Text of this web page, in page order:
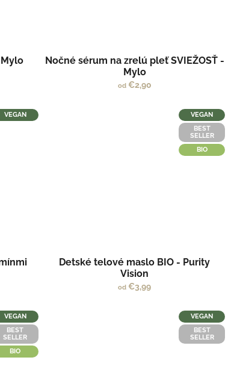
Nočné sérum na zrelú pleť SVIEŽOSŤ -
Mylo
od€2,90
VEGAN
VEGAN
BEST
SELLER
BIO
Detské telové maslo BIO - Purity
Vision
od €3,99
VEGAN
BEST
SELLER
BIO
VEGAN
BEST
SELLER